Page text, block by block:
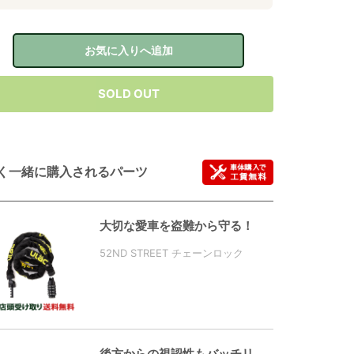
お気に入りへ追加
SOLD OUT
一緒に購入されるパーツ
大切な愛車を盗難から守る！
52ND STREET チェーンロック